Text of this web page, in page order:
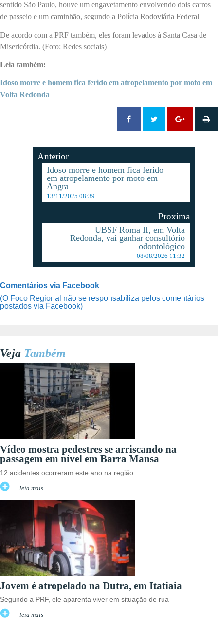
sentido São Paulo, houve um engavetamento envolvendo dois carros
de passeio e um caminhão, segundo a Polícia Rodoviária Federal.
De acordo com a PRF também, eles foram levados à Santa Casa de
Misericórdia. (Foto: Redes sociais)
Leia também:
Idoso morre e homem fica ferido em atropelamento por moto em
Volta Redonda
Anterior
Idoso morre e homem fica ferido
em atropelamento por moto em
Angra
13/11/2025 08:39
Proxima
UBSF Roma II, em Volta
Redonda, vai ganhar consultório
odontológico
08/08/2026 11:32
Comentários via Facebook
(O Foco Regional não se responsabiliza pelos comentários
postados via Facebook)
Veja Também
Vídeo mostra pedestres se arriscando na
passagem em nível em Barra Mansa
12 acidentes ocorreram este ano na região
leia mais
Jovem é atropelado na Dutra, em Itatiaia
Segundo a PRF, ele aparenta viver em situação de rua
leia mais